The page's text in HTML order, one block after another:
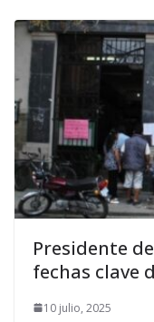
Presidente
fechas clave
10 julio, 2025